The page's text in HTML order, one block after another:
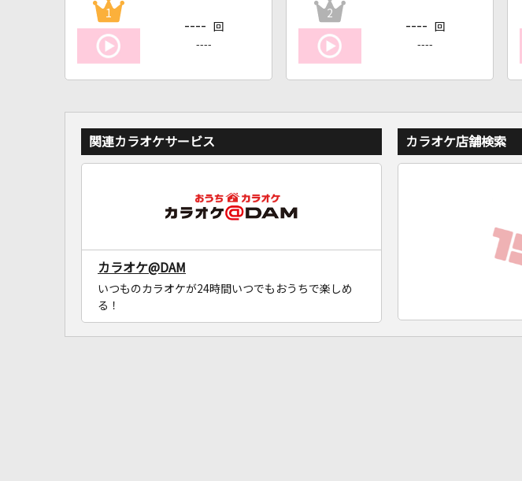
1
---- 回
----
2
---- 回
----
関連カラオケサービス
カラオケ@DAM
いつものカラオケが24時間いつでもおうちで楽しめ
る！
カラオケ店舗検索